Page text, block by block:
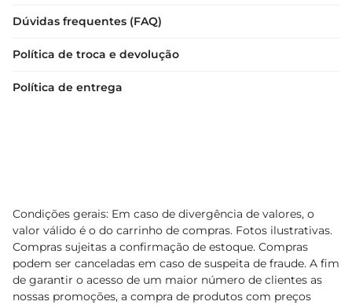
Dúvidas frequentes (FAQ)
Política de troca e devolução
Política de entrega
Condições gerais: Em caso de divergência de valores, o
valor válido é o do carrinho de compras. Fotos ilustrativas.
Compras sujeitas a confirmação de estoque. Compras
podem ser canceladas em caso de suspeita de fraude. A fim
de garantir o acesso de um maior número de clientes as
nossas promoções, a compra de produtos com preços